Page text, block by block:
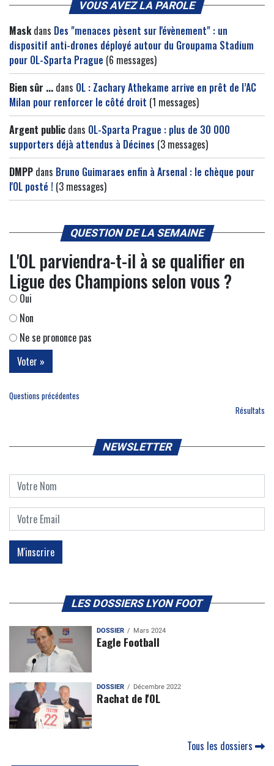
VOUS AVEZ LA PAROLE
Maskdans Des "menaces pèsent sur l'évènement" : un
dispositif anti-drones déployé autour du Groupama Stadium
pour OL-Sparta Prague (6 messages)
Bien sûr ... dans OL : Zachary Athekame arrive en prêt de l’AC
Milan pour renforcer le côté droit (1 messages)
Argent public dans OL-Sparta Prague : plus de 30 000
supporters déjà attendus à Décines (3 messages)
DMPP dans Bruno Guimaraes enfin à Arsenal : le chèque pour
l'OL posté ! (3 messages)
QUESTION DE LA SEMAINE
L'OL parviendra-t-il à se qualifier en
Ligue des Champions selon vous ?
Oui
Non
Ne se prononce pas
Questions précédentes
Résultats
NEWSLETTER
LES DOSSIERS LYON FOOT
DOSSIER Mars 2024
Eagle Football
DOSSIER Décembre 2022
Rachat de l'OL
Tous les dossiers